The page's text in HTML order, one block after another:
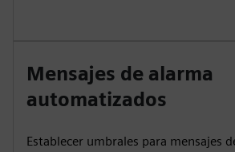
Mensajes de alarma
automatizados
Establecer umbrales para mensajes